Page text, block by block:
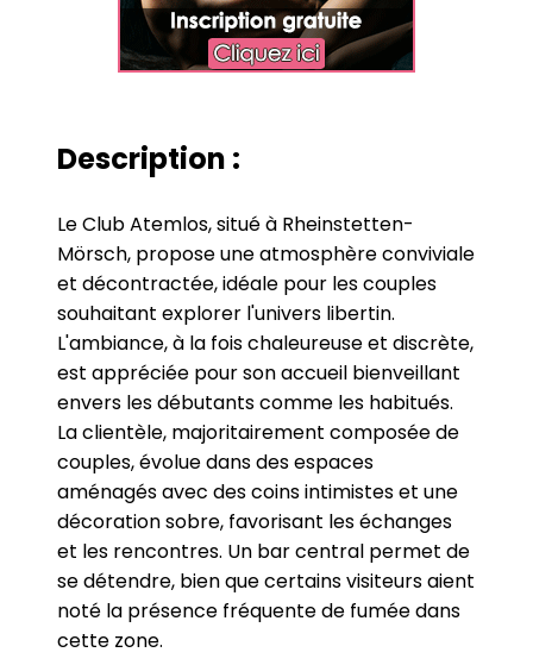
Description :
Le Club Atemlos, situé à Rheinstetten-
Mörsch, propose une atmosphère conviviale
et décontractée, idéale pour les couples
souhaitant explorer l'univers libertin.
L'ambiance, à la fois chaleureuse et discrète,
est appréciée pour son accueil bienveillant
envers les débutants comme les habitués.
La clientèle, majoritairement composée de
couples, évolue dans des espaces
aménagés avec des coins intimistes et une
décoration sobre, favorisant les échanges
et les rencontres. Un bar central permet de
se détendre, bien que certains visiteurs aient
noté la présence fréquente de fumée dans
cette zone.